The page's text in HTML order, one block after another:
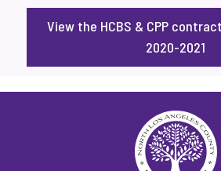
View the HCBS & CPP
2020-2021